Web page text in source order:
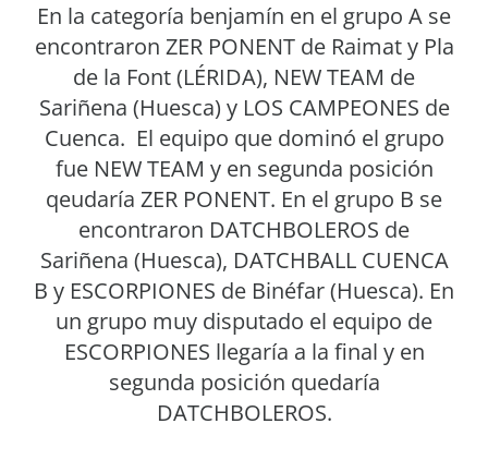
En la categoría benjamín en el grupo A se
encontraron ZER PONENT de Raimat y Pla
de la Font (LÉRIDA), NEW TEAM de
Sariñena (Huesca) y LOS CAMPEONES de
Cuenca. El equipo que dominó el grupo
fue NEW TEAM y en segunda posición
qeudaría ZER PONENT. En el grupo B se
encontraron DATCHBOLEROS de
Sariñena (Huesca), DATCHBALL CUENCA
B y ESCORPIONES de Binéfar (Huesca). En
un grupo muy disputado el equipo de
ESCORPIONES llegaría a la final y en
segunda posición quedaría
DATCHBOLEROS.